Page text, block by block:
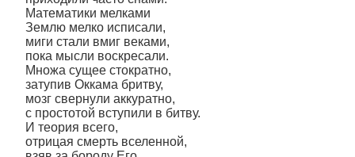
Математики мелками
Землю мелко исписали,
миги стали вмиг веками,
пока мысли воскресали.
Множа сущее стократно,
затупив Оккама бритву,
мозг свернули аккуратно,
с простотой вступили в битву.
И теория всего,
отрицая смерть вселенной,